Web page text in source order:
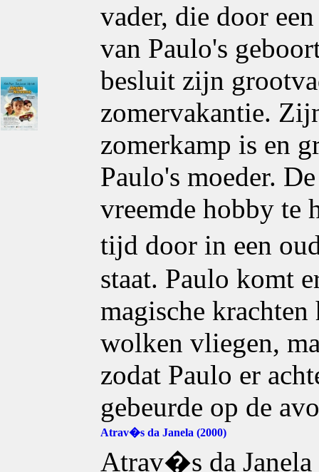
vader, die door
van Paulo's
besluit zijn
zomervakantie.
zomerkamp is en
Paulo's moeder.
vreemde hobby te
tijd door in een
staat. Paulo komt
magische
wolken vliegen,
zodat Paulo er
gebeurde op de
Atrav�s da Janela (2000)
Atrav�s da Janela